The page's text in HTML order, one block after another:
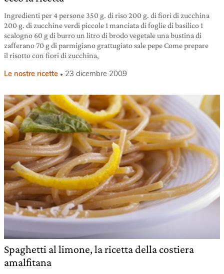
Ingredienti per 4 persone 350 g. di riso 200 g. di fiori di zucchina
200 g. di zucchine verdi piccole 1 manciata di foglie di basilico 1
scalogno 60 g di burro un litro di brodo vegetale una bustina di
zafferano 70 g di parmigiano grattugiato sale pepe Come prepare
il risotto con fiori di zucchina,
Le nostre ricette 23 dicembre 2009
Spaghetti al limone, la ricetta della costiera
amalfitana